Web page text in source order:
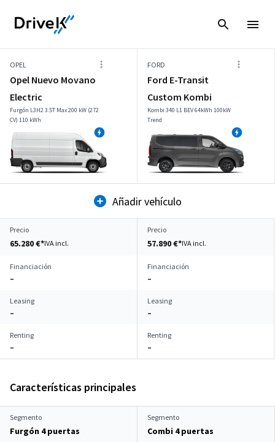
OPEL
Opel Nuevo Movano
Electric
Furgón L3H2 3.5T Max 200 kW (272
CV) 110 kWh
FORD
Ford E-Transit
Custom Kombi
Kombi 340 L1 BEV 64kWh 100kW
Trend
Añadir vehículo
Precio
65.280 €*IVA incl.
Precio
57.890 €*IVA incl.
Financiación
–
Financiación
–
Leasing
–
Leasing
–
Renting
–
Renting
–
Características principales
Segmento
Furgón 4 puertas
Segmento
Combi 4 puertas